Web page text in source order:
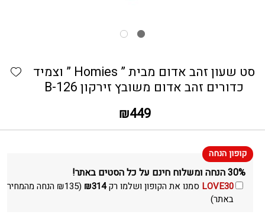
סט שעון זהב אדום מבית ” Homies ” וצמיד
כדורים זהב אדום משובץ זירקון B-126
₪449
30% הנחה ומשלוח חינם על כל הסטים באתר!
LOVE30 סמנו את הקופון ושלמו רק ₪314
(
₪135
הנחה מהמחיר
באתר)